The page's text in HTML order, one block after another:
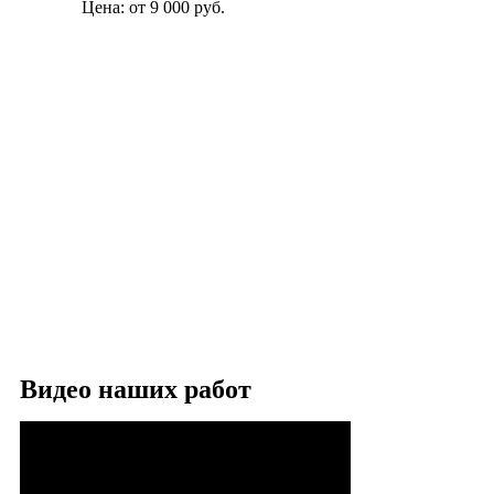
Цена: от 9 000руб.
Видео наших работ